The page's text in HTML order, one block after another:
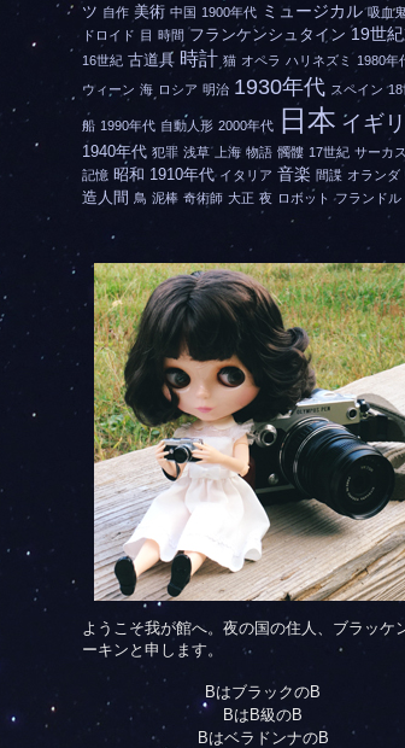
ツ 自作 美術 中国 1900年代 ミュージカル 吸血鬼
ドロイド 目 時間 フランケンシュタイン 19世
16世紀 古道具 時計 猫 オペラ ハリネズミ 1980年
ウィーン 海 ロシア 明治 1930年代 スペイン 18
船 1990年代 自動人形 2000年代 日本 イギ
1940年代 犯罪 浅草 上海 物語 髑髏 17世紀 サーカス
記憶 昭和 1910年代 イタリア 音楽 間諜 オランダ
造人間 鳥 泥棒 奇術師 大正 夜 ロボット フランドル
ようこそ我が館へ。夜の国の住人、ブラッケ
ーキンと申します。
BはブラックのB
BはB級のB
BはベラドンナのB